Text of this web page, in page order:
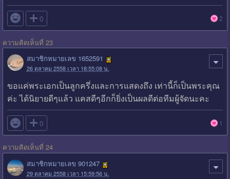
 0 2
ความคิดเห็นที่ 23
สมาชิกหมายเลข 1652591
26 ตุลาคม 2558 เวลา 18:55:08 น.
ขอแค่พระเอกเป็นลูกครึ่งและการแสดงถึง เท่านี้ก็เป็นพระคุณ
ค่ะ ได้นิยายดีๆแล้ว แคสดีๆอีกก็ยิ่งเป็นผลดีต่อทีมผู้จัดนะคะ
 0 1
ความคิดเห็นที่ 24
สมาชิกหมายเลข 901247
29 ตุลาคม 2558 เวลา 15:59:56 น.